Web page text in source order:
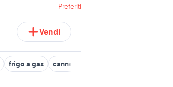
Preferiti
Vendi
frigo a gas cannello per guaina